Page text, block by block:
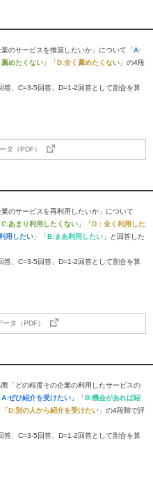
のサービスを推奨したいか」について「A:
めたくない 」「D:全く薦めたくない 」の4段
、C=3-5回答、D=1-2回答として割合を算
タ（PDF）
のサービスを再利用したいか」について
C:あまり利用したくない 」「D：全く利用した
用したい 」「B:まあ利用したい 」と回答した
、C=3-5回答、D=1-2回答として割合を算
タ（PDF）
「どの程度その企業の利用したサービスの
A:ぜひ紹介を受けたい 」「B:機会があれば紹
「D:別の人から紹介を受けたい 」の4段階で評
、C=3-5回答、D=1-2回答として割合を算